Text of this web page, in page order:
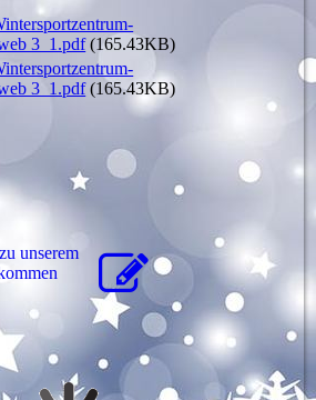
3_1.pdf(165.43KB)
3_1.pdf(165.43KB)
unserem